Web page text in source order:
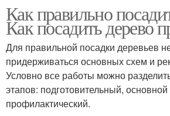
Как правильно
Как посадить дерево
Для правильной посадки деревьев
придерживаться основных схем и
Условно все работы можно
этапов: подготовительный, основной
профилактический.